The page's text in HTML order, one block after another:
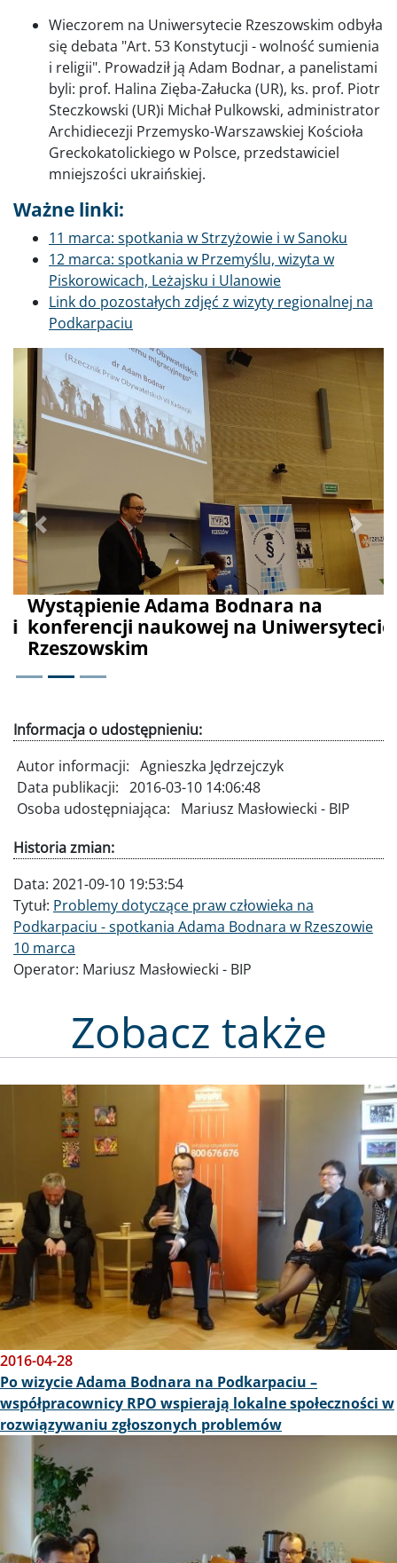
Wieczorem na Uniwersytecie Rzeszowskim odbyła
się debata "Art. 53 Konstytucji - wolność sumienia
i religii". Prowadził ją Adam Bodnar, a panelistami
byli: prof. Halina Zięba-Załucka (UR), ks. prof. Piotr
Steczkowski (UR)i Michał Pulkowski, administrator
Archidiecezji Przemysko-Warszawskiej Kościoła
Greckokatolickiego w Polsce, przedstawiciel
mniejszości ukraińskiej.
Ważne linki:
11 marca: spotkania w Strzyżowie i w Sanoku
12 marca: spotkania w Przemyślu, wizyta w
Piskorowicach, Leżajsku i Ulanowie
Link do pozostałych zdjęć z wizyty regionalnej na
Podkarpaciu
Wystąpienie Adama Bodnara na
konferencji naukowej na Uniwersytecie
Rzeszowskim
Poprzednie Dalej
Informacja o udostępnieniu:
Autor informacji: Agnieszka Jędrzejczyk
Data publikacji: 2016-03-10 14:06:48
Osoba udostępniająca:
Mariusz Masłowiecki - BIP
Historia zmian:
Data: 2021-09-10 19:53:54
Tytuł: Problemy dotyczące praw człowieka na
Podkarpaciu - spotkania Adama Bodnara w Rzeszowie
10 marca
Operator: Mariusz Masłowiecki - BIP
Zobacz także
2016-04-28
Po wizycie Adama Bodnara na Podkarpaciu –
współpracownicy RPO wspierają lokalne społeczności w
rozwiązywaniu zgłoszonych problemów
Obraz